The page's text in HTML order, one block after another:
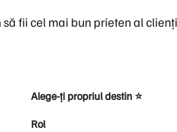
să fii cel mai bun prieten al
Alege-ți propriul destin ⭐
Rol